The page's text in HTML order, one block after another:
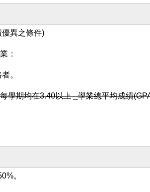
異之條件)
：
。
學期均在3.40以上 _學業總平均成績
。